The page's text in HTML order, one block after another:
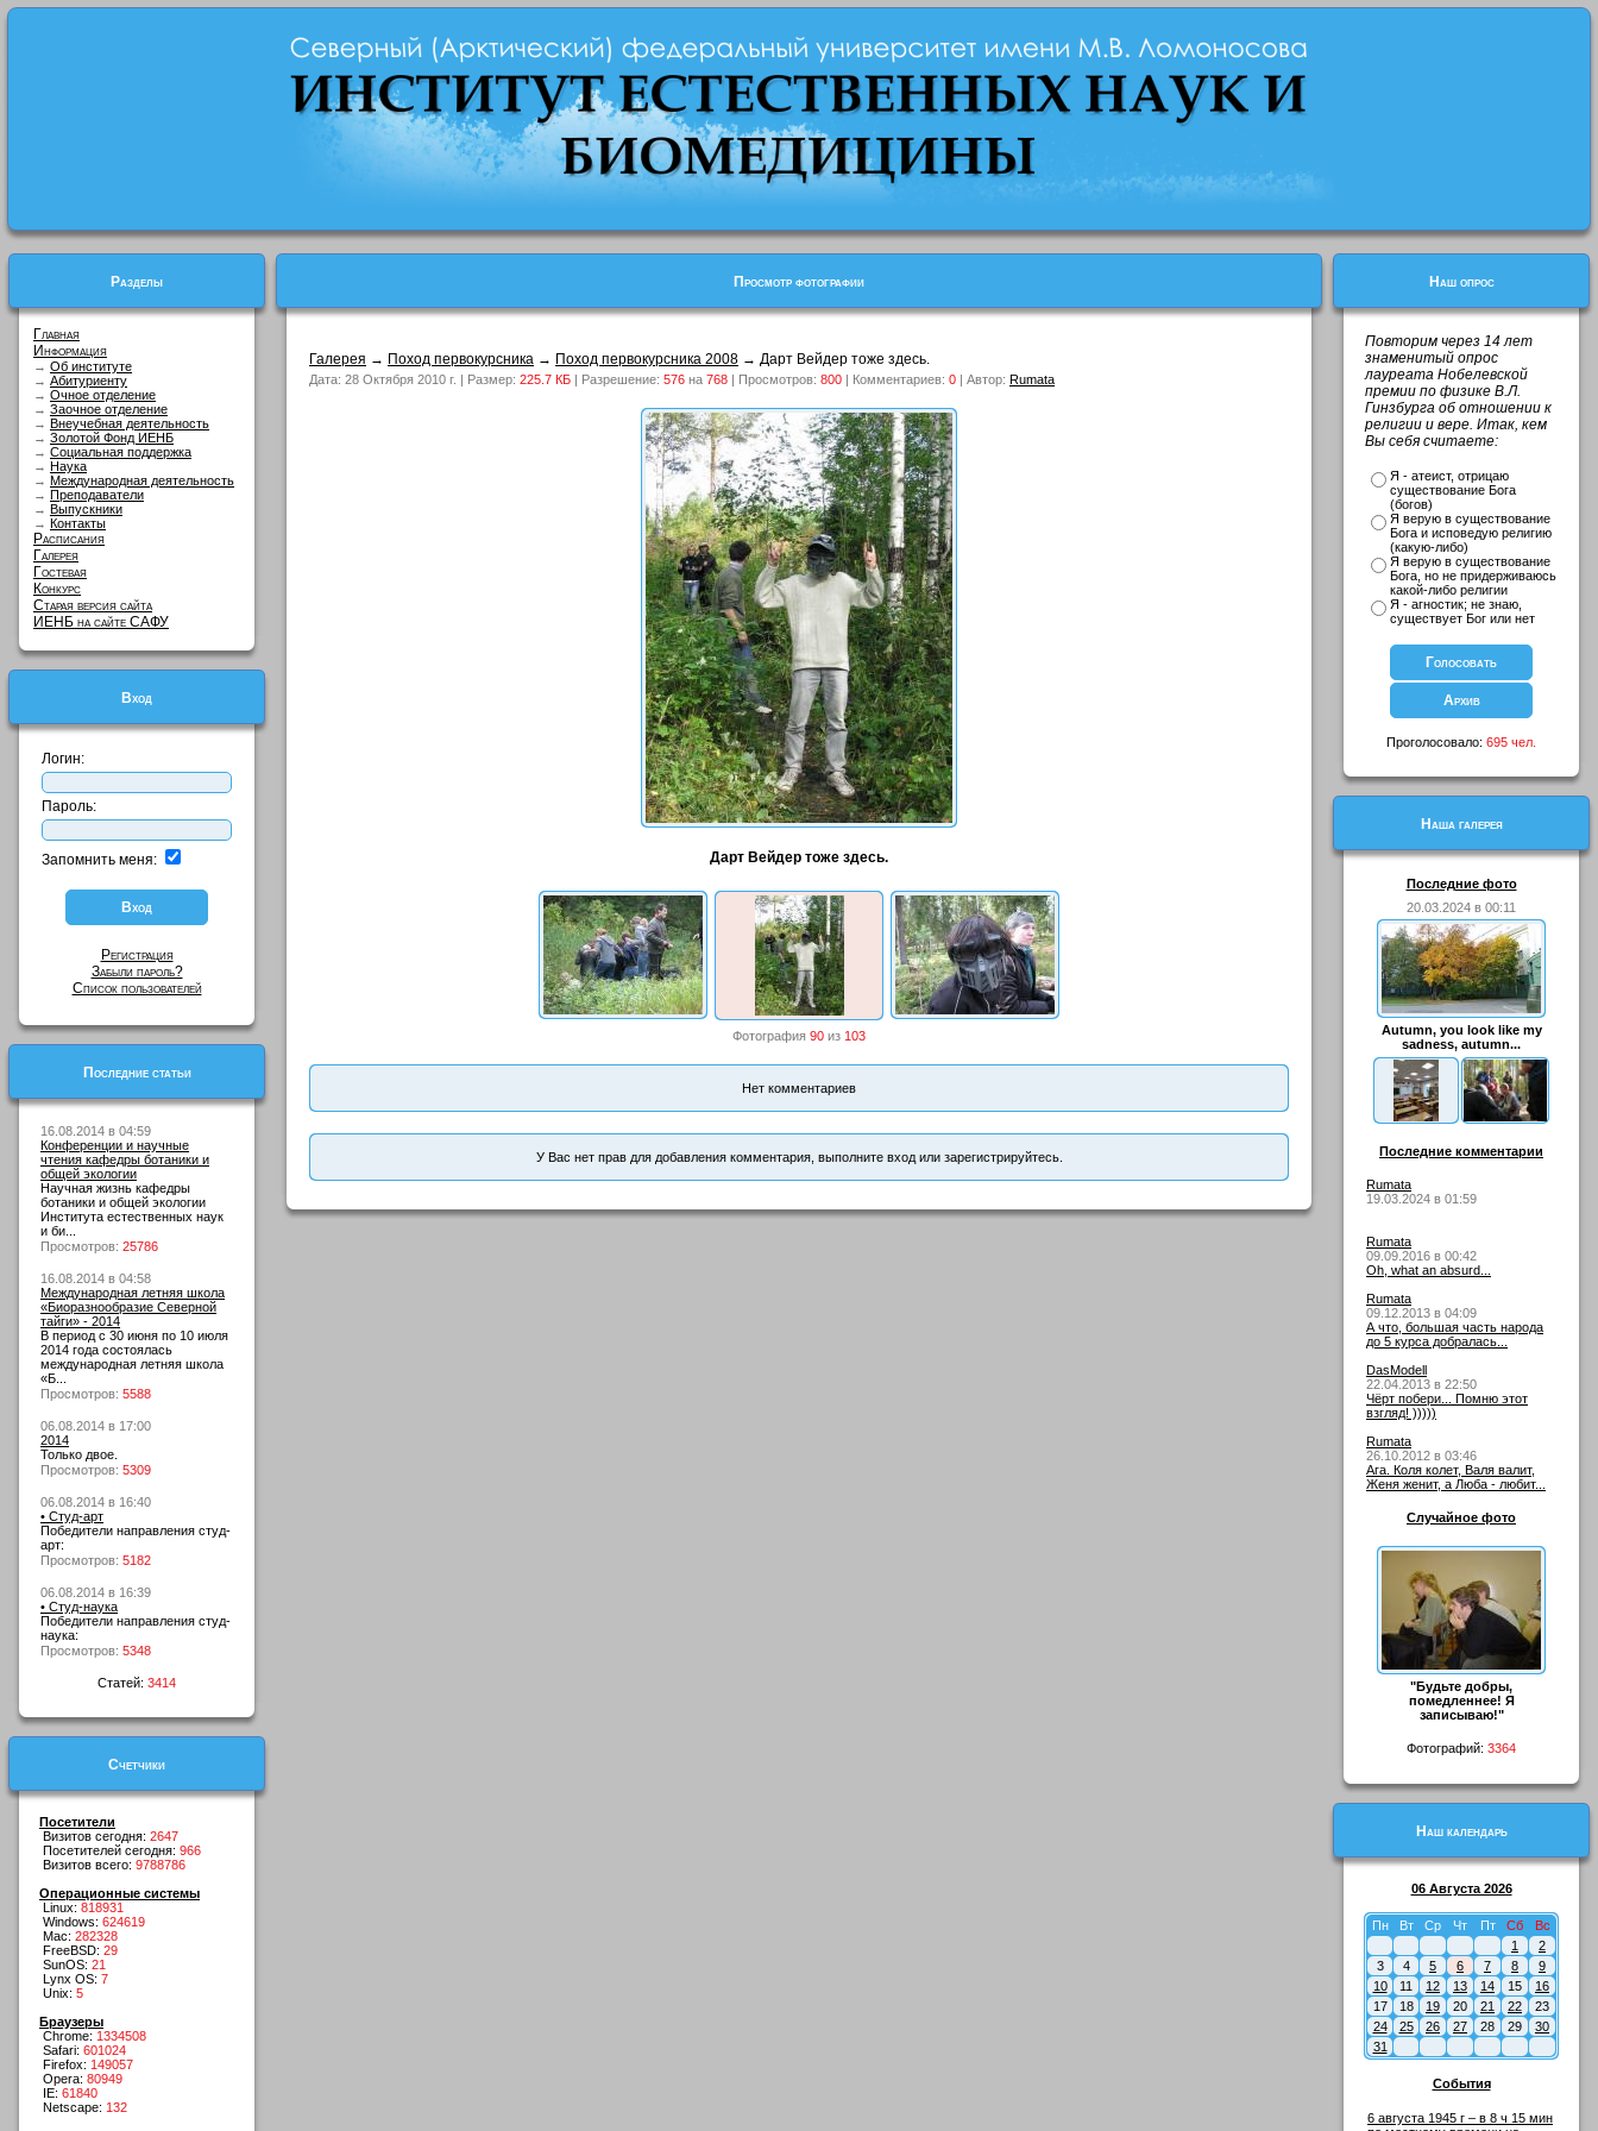
Разделы
Главная
Информация
→ Об институте
→ Абитуриенту
→ Очное отделение
→ Заочное отделение
→ Внеучебная деятельность
→ Золотой Фонд ИЕНБ
→ Социальная поддержка
→ Наука
→ Международная деятельность
→ Преподаватели
→ Выпускники
→ Контакты
Расписания
Галерея
Гостевая
Конкурс
Старая версия сайта
ИЕНБ на сайте САФУ
Вход
Логин:
Пароль:
Запомнить меня:
Регистрация
Забыли пароль?
Список пользователей
Последние статьи
16.08.2014 в 04:59
Конференции и научные
чтения кафедры ботаники и
общей экологии
Научная жизнь кафедры
ботаники и общей экологии
Института естественных наук
и би...
Просмотров: 25786
16.08.2014 в 04:58
Международная летняя школа
«Биоразнообразие Северной
тайги» - 2014
В период с 30 июня по 10 июля
2014 года состоялась
международная летняя школа
«Б...
Просмотров: 5588
06.08.2014 в 17:00
2014
Только двое.
Просмотров: 5309
06.08.2014 в 16:40
• Студ-арт
Победители направления студ-
арт:
Просмотров: 5182
06.08.2014 в 16:39
• Студ-наука
Победители направления студ-
наука:
Просмотров: 5348
Статей: 3414
Счетчики
Посетители
Визитов сегодня: 2647
Посетителей сегодня: 966
Визитов всего: 9788786
Операционные системы
Linux: 818931
Windows: 624619
Mac: 282328
FreeBSD: 29
SunOS: 21
Lynx OS: 7
Unix: 5
Браузеры
Chrome: 1334508
Safari: 601024
Firefox: 149057
Opera: 80949
IE: 61840
Netscape: 132
Просмотр фотографии
Галерея → Поход первокурсника → Поход первокурсника 2008 → Дарт Вейдер тоже здесь.
Дата: 28 Октября 2010 г. | Размер: 225.7 КБ | Разрешение: 576 на 768 | Просмотров: 800 | Комментариев: 0 | Автор: Rumata
Дарт Вейдер тоже здесь.
Фотография 90 из 103
Нет комментариев
У Вас нет прав для добавления комментария, выполните вход или зарегистрируйтесь.
Наш опрос
Повторим через 14 лет
знаменитый опрос
лауреата Нобелевской
премии по физике В.Л.
Гинзбурга об отношении к
религии и вере. Итак, кем
Вы себя считаете:
Я - атеист, отрицаю
существование Бога
(богов)
Я верую в существование
Бога и исповедую религию
(какую-либо)
Я верую в существование
Бога, но не придерживаюсь
какой-либо религии
Я - агностик; не знаю,
существует Бог или нет
Проголосовало: 695 чел.
Наша галерея
Последние фото
20.03.2024 в 00:11
Autumn, you look like my
sadness, autumn...
Последние комментарии
Rumata
19.03.2024 в 01:59
Rumata
09.09.2016 в 00:42
Oh, what an absurd...
Rumata
09.12.2013 в 04:09
А что, большая часть народа
до 5 курса добралась...
DasModell
22.04.2013 в 22:50
Чёрт побери... Помню этот
взгляд! )))))
Rumata
26.10.2012 в 03:46
Ага. Коля колет, Валя валит,
Женя женит, а Люба - любит...
Случайное фото
"Будьте добры,
помедленнее! Я
записываю!"
Фотографий: 3364
Наш календарь
06 Августа 2026
Пн Вт Ср Чт Пт Сб
Вс
1
2
3
4 5 6 7 8
9
10
11 12 13 14 15
16
17
18 19 20 21 22
23
24
25 26 27 28 29
30
31
События
6 августа 1945 г – в 8 ч 15 мин